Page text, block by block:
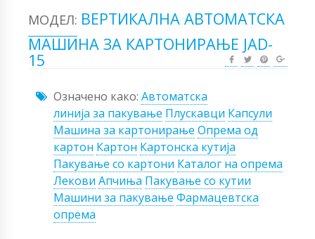
МОДЕЛ: ВЕРТИКАЛНА АВТОМАТСКА
МАШИНА ЗА КАРТОНИРАЊЕ JAD-
15
Означено како: Автоматска
линија за пакување Плускавци Капсули
Машина за картонирање Опрема од
картон Картон Картонска кутија
Пакување со картони Каталог на опрема
Лекови Апчиња Пакување со кутии
Машини за пакување Фармацевтска
опрема